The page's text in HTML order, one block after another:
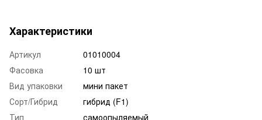
Характеристики
Артикул
01010004
Фасовка
10 шт
Вид упаковки
мини пакет
Сорт/Гибрид
гибрид (F1)
Тип
самоопыляемый